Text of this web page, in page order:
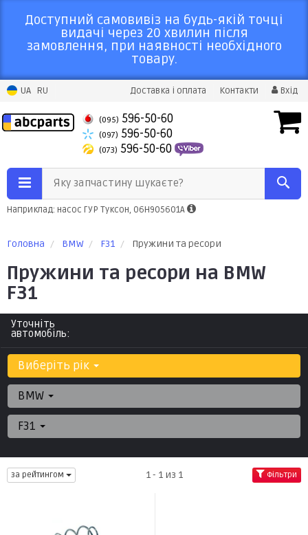
Доступний самовивіз на будь-якій точці
видачі через 20 хвилин після
замовлення, при наявності необхідного
товару.
UA RU Доставка і оплата Контакти Вхід
(095) 596-50-60
(097) 596-50-60
(073) 596-50-60
Яку запчастину шукаєте?
Наприклад: насос ГУР Туксон, 06H905601A
Головна BMW F31 Пружини та ресори
Пружини та ресори на BMW
F31
Уточніть
автомобіль:
Виберіть рік
BMW
F31
за рейтингом 1 - 1 из 1 Фільтри